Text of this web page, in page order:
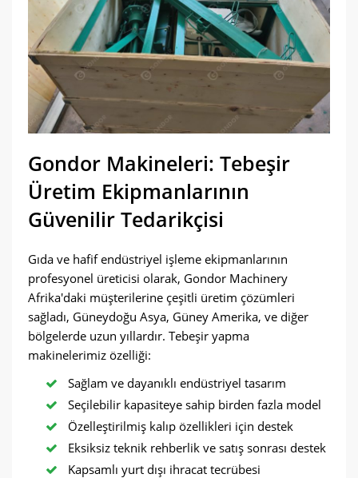
Gondor Makineleri: Tebeşir
Üretim Ekipmanlarının
Güvenilir Tedarikçisi
Gıda ve hafif endüstriyel işleme ekipmanlarının
profesyonel üreticisi olarak, Gondor Machinery
Afrika'daki müşterilerine çeşitli üretim çözümleri
sağladı, Güneydoğu Asya, Güney Amerika, ve diğer
bölgelerde uzun yıllardır. Tebeşir yapma
makinelerimiz özelliği:
Sağlam ve dayanıklı endüstriyel tasarım
Seçilebilir kapasiteye sahip birden fazla model
Özelleştirilmiş kalıp özellikleri için destek
Eksiksiz teknik rehberlik ve satış sonrası destek
Kapsamlı yurt dışı ihracat tecrübesi